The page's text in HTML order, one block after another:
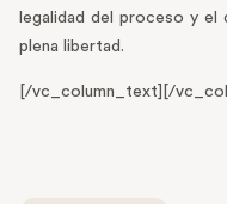
legalidad del proceso y
plena libertad.
[/vc_column_text][/